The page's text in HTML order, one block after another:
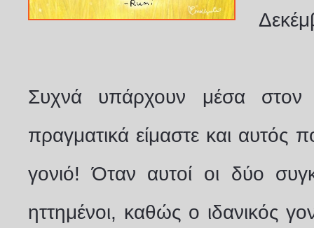
Συχνά υπάρχουν μέσα
πραγματικά είμαστε και αυτός
γονιό! Όταν αυτοί οι δύο
ηττημένοι, καθώς ο ιδανικός